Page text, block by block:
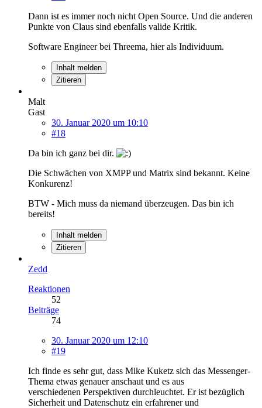
Dann ist es immer noch nicht Open Source. Und die anderen
Punkte von Claus sind ebenfalls valide Kritik.
Software Engineer bei Threema, hier als Individuum.
Inhalt melden
Zitieren
Malt
Gast
30. Januar 2020 um 10:10
#18
Da bin ich ganz bei dir.
Die Schwächen von XMPP und Matrix sind bekannt. Keine
Konkurenz!
BTW - Mich muss da niemand überzeugen. Das bin ich
bereits!
Inhalt melden
Zitieren
Zedd
Reaktionen
52
Beiträge
74
30. Januar 2020 um 12:10
#19
Ich finde es sehr gut, dass Mike Kuketz sich das Messenger-
Thema etwas genauer anschaut und es aus
verschiedenen Perspektiven durchleuchtet. Er ist bezüglich
Sicherheit und Datenschutz ein erfahrener und